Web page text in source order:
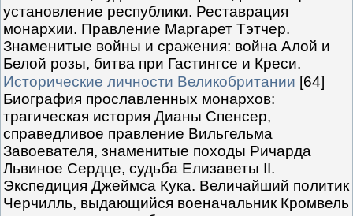
установление республики. Реставрация
монархии. Правление Маргарет Тэтчер.
Знаменитые войны и сражения: война Алой и
Белой розы, битва при Гастингсе и Креси.
Исторические личности Великобритании [64]
Биография прославленных монархов:
трагическая история Дианы Спенсер,
справедливое правление Вильгельма
Завоевателя, знаменитые походы Ричарда
Львиное Сердце, судьба Елизаветы II.
Экспедиция Джеймса Кука. Величайший политик
Черчилль, выдающийся военачальник Кромвель